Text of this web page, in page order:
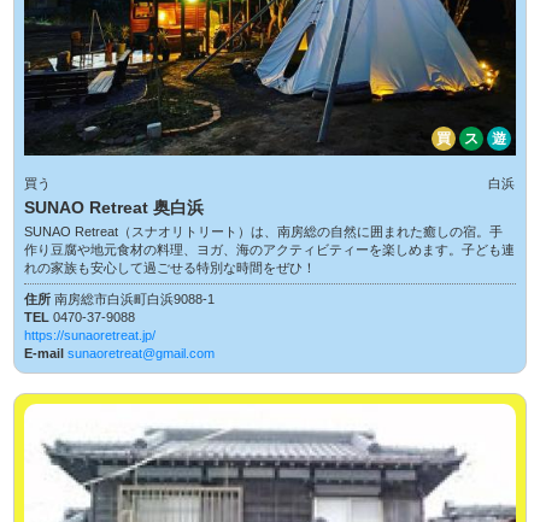
買 ス 遊
買う 白浜
SUNAO Retreat 奥白浜
SUNAO Retreat（スナオリトリート）は、南房総の自然に囲まれた癒しの宿。手
作り豆腐や地元食材の料理、ヨガ、海のアクティビティーを楽しめます。子ども連
れの家族も安心して過ごせる特別な時間をぜひ！
住所南房総市白浜町白浜9088-1
TEL0470-37-9088
https://sunaoretreat.jp/
E-mailsunaoretreat@gmail.com